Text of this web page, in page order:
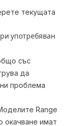
текущата
употребяван
със
да
проблема
Range
окачване имат